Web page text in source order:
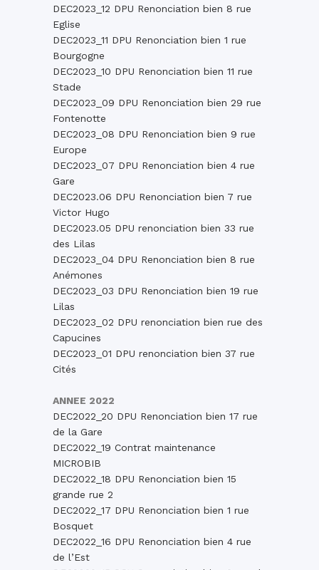
DEC2023_12 DPU Renonciation bien 8 rue
Eglise
DEC2023_11 DPU Renonciation bien 1 rue
Bourgogne
DEC2023_10 DPU Renonciation bien 11 rue
Stade
DEC2023_09 DPU Renonciation bien 29 rue
Fontenotte
DEC2023_08 DPU Renonciation bien 9 rue
Europe
DEC2023_07 DPU Renonciation bien 4 rue
Gare
DEC2023.06 DPU Renonciation bien 7 rue
Victor Hugo
DEC2023.05 DPU renonciation bien 33 rue
des Lilas
DEC2023_04 DPU Renonciation bien 8 rue
Anémones
DEC2023_03 DPU Renonciation bien 19 rue
Lilas
DEC2023_02 DPU renonciation bien rue des
Capucines
DEC2023_01 DPU renonciation bien 37 rue
Cités
ANNEE 2022
DEC2022_20 DPU Renonciation bien 17 rue
de la Gare
DEC2022_19 Contrat maintenance
MICROBIB
DEC2022_18 DPU Renonciation bien 15
grande rue 2
DEC2022_17 DPU Renonciation bien 1 rue
Bosquet
DEC2022_16 DPU Renonciation bien 4 rue
de l’Est